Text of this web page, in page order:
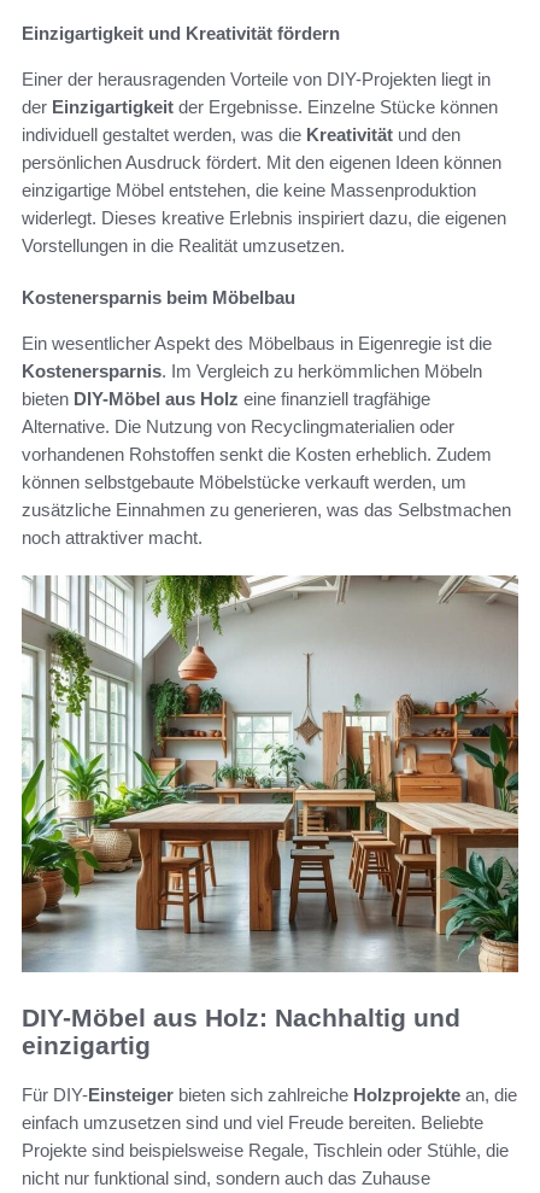
Einzigartigkeit und Kreativität fördern
Einer der herausragenden Vorteile von DIY-Projekten liegt in
der Einzigartigkeit der Ergebnisse. Einzelne Stücke können
individuell gestaltet werden, was die Kreativität und den
persönlichen Ausdruck fördert. Mit den eigenen Ideen können
einzigartige Möbel entstehen, die keine Massenproduktion
widerlegt. Dieses kreative Erlebnis inspiriert dazu, die eigenen
Vorstellungen in die Realität umzusetzen.
Kostenersparnis beim Möbelbau
Ein wesentlicher Aspekt des Möbelbaus in Eigenregie ist die
Kostenersparnis. Im Vergleich zu herkömmlichen Möbeln
bieten DIY-Möbel aus Holz eine finanziell tragfähige
Alternative. Die Nutzung von Recyclingmaterialien oder
vorhandenen Rohstoffen senkt die Kosten erheblich. Zudem
können selbstgebaute Möbelstücke verkauft werden, um
zusätzliche Einnahmen zu generieren, was das Selbstmachen
noch attraktiver macht.
DIY-Möbel aus Holz: Nachhaltig und
einzigartig
Für DIY-Einsteiger bieten sich zahlreiche Holzprojekte an, die
einfach umzusetzen sind und viel Freude bereiten. Beliebte
Projekte sind beispielsweise Regale, Tischlein oder Stühle, die
nicht nur funktional sind, sondern auch das Zuhause